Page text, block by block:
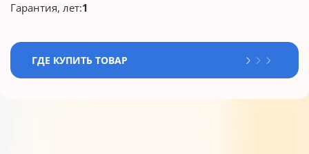
Гарантия, лет:1
ГДЕ КУПИТЬ ТОВАР